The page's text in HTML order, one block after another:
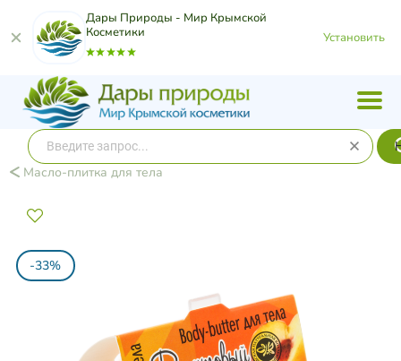
Дары Природы - Мир Крымской
Косметики
Установить
Масло-плитка для тела
-33%